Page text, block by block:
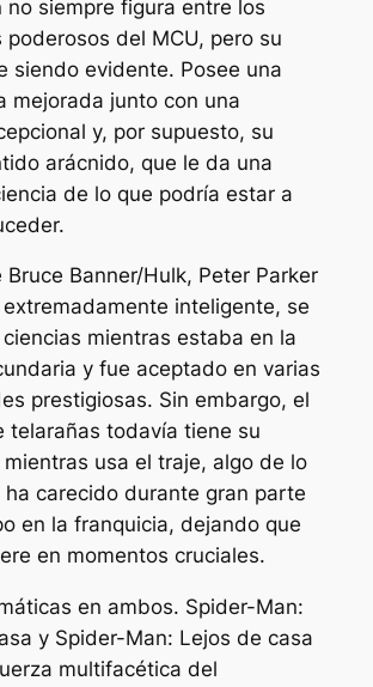
no siempre figura entre los
poderosos del MCU, pero su
siendo evidente. Posee una
mejorada junto con una
y, por supuesto, su
arácnido, que le da una
de lo que podría estar a
Bruce Banner/Hulk, Peter Parker
inteligente, se
mientras estaba en la
y fue aceptado en varias
prestigiosas. Sin embargo, el
telarañas todavía tiene su
usa el traje, algo de lo
ha carecido durante gran parte
en la franquicia, dejando que
en momentos cruciales.
en ambos. Spider-Man:
y Spider-Man: Lejos de casa
multifacética del